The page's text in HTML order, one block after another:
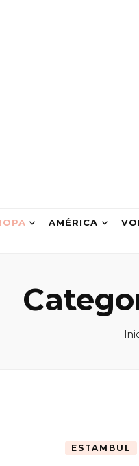
AMÉRICA
ESTAMBUL